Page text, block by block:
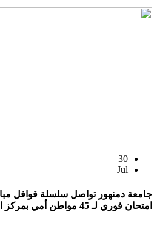
30
Jul
جامعة دمنهور تواصل سلسلة قوافل
امتحان فوري لـ 45 مواطن أمي بمركز الأبعادية ب